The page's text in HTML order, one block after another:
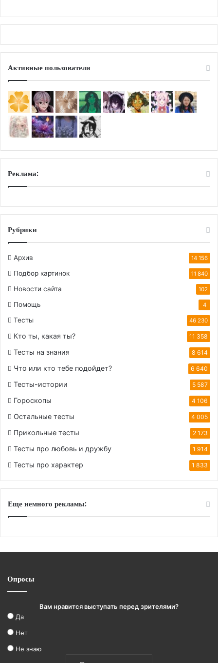
Активные пользователи
Реклама:
Рубрики
Архив 14 156
Подбор картинок 11 840
Новости сайта 102
Помощь 4
Тесты 46 230
Кто ты, какая ты? 11 358
Тесты на знания 8 614
Что или кто тебе подойдет? 6 640
Тесты-истории 5 587
Гороскопы 4 106
Остальные тесты 4 005
Прикольные тесты 2 173
Тесты про любовь и дружбу 1 914
Тесты про характер 1 833
Еще немного рекламы:
Опросы
Вам нравится выступать перед зрителями?
Да
Нет
Не знаю